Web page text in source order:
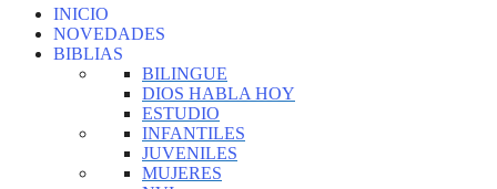
INICIO
NOVEDADES
BIBLIAS
BILINGUE
DIOS HABLA HOY
ESTUDIO
INFANTILES
JUVENILES
MUJERES